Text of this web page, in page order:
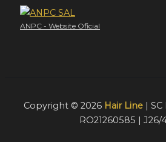
ANPC - Website Oficial
Copyright © 2026 Hair Line| SC
RO21260585 | J26/